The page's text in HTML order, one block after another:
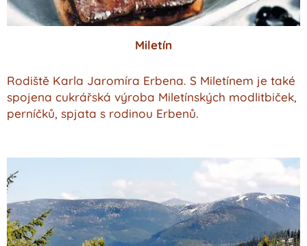
Miletín
Rodiště Karla Jaromíra Erbena. S Miletínem je také
spojena cukrářská výroba Miletínských modlitbiček,
perníčků, spjata s rodinou Erbenů.